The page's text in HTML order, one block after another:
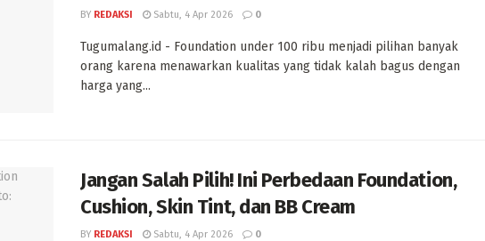
BY REDAKSI Sabtu, 4 Apr 2026 0
Tugumalang.id - Foundation under 100 ribu menjadi pilihan banyak
orang karena menawarkan kualitas yang tidak kalah bagus dengan
harga yang...
Jangan Salah Pilih! Ini Perbedaan Foundation,
Cushion, Skin Tint, dan BB Cream
BY REDAKSI Sabtu, 4 Apr 2026 0